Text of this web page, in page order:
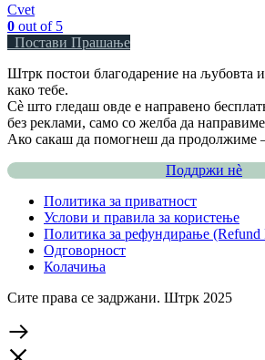
Cvet
0 out of 5
Постави Прашање
Штрк постои благодарение на љубовта
како тебе.
Сè што гледаш овде е направено
без реклами, само со желба да
Ако сакаш да помогнеш да продолжиме
Поддржи нѐ
Политика за приватност
Услови и правила за користење
Политика за рефундирање (Refund
Одговорност
Колачиња
Сите права се задржани. Штрк 2025